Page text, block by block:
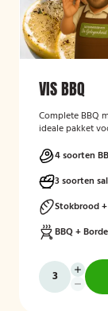
VIS BBQ
Complete BBQ
ideale pakket
4 soorten
3 soorten
Stokbrood
BBQ +